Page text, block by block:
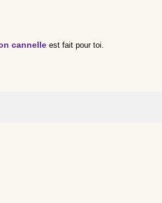
cannelle est fait pour toi.
Acid, Sodium Chloride,